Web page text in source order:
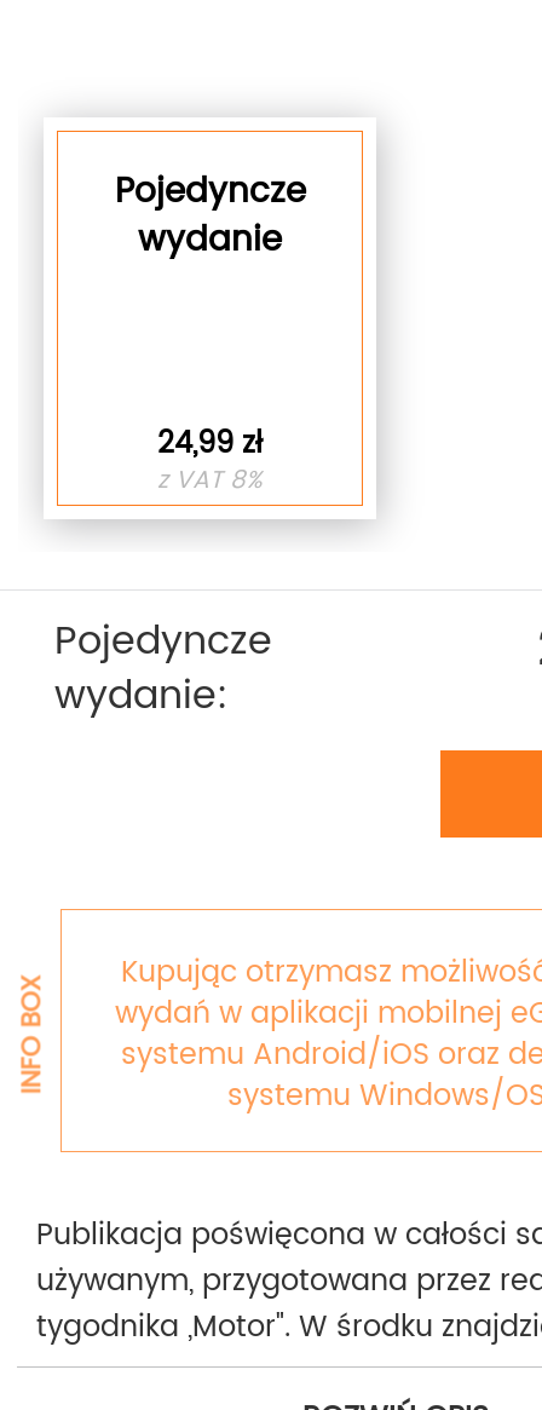
Pojedyncze
wydanie
24,99 zł
z VAT 8%
Pojedyncze
wydanie:
INFO BOX
Kupując otrzymasz
wydań w aplikacji mobilnej
systemu Android/iOS oraz
systemu Windows/
Publikacja poświęcona w całości
używanym, przygotowana przez
tygodnika „Motor". W środku
najpopularniejszych modeli